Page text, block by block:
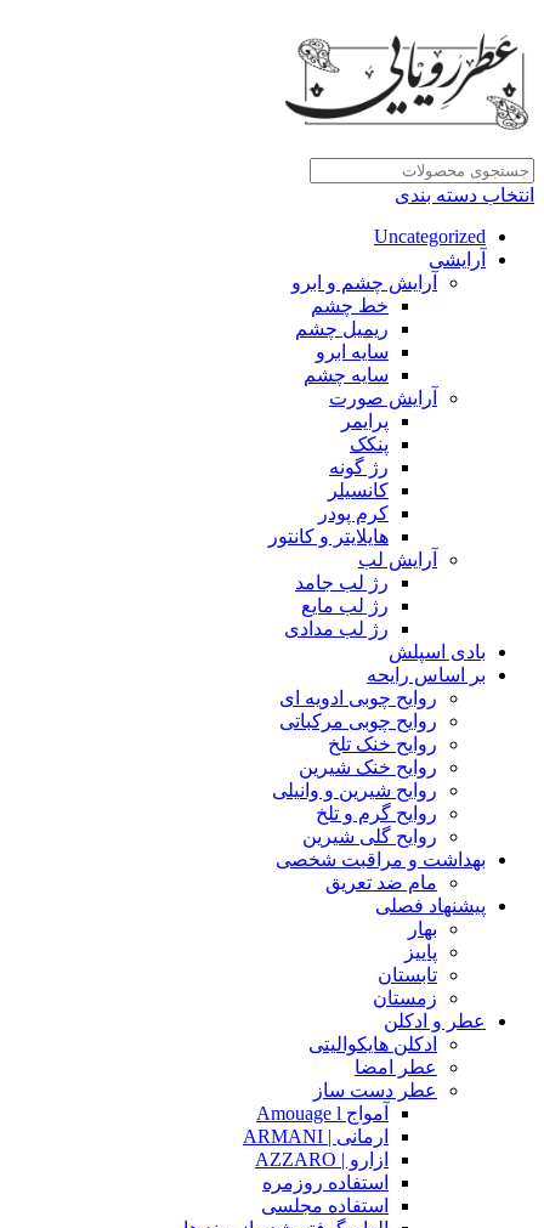
انتخاب دسته بندی
Uncategorized
آرایشی
آرایش چشم و ابرو
خط چشم
ریمیل چشم
سایه ابرو
سایه چشم
آرایش صورت
پرایمر
پنکک
رژ گونه
کانسیلر
کرم پودر
هایلایتر و کانتور
آرایش لب
رژ لب جامد
رژ لب مایع
رژ لب مدادی
بادی اسپلش
بر اساس رایحه
روایح چوبی ادویه ای
روایح چوبی مرکباتی
روایح خنک تلخ
روایح خنک شیرین
روایح شیرین و وانیلی
روایح گرم و تلخ
روایح گلی شیرین
بهداشت و مراقبت شخصی
مام ضد تعریق
پیشنهاد فصلی
بهار
پاییز
تابستان
زمستان
عطر و ادکلن
ادکلن هایکوالیتی
عطر امضا
عطر دست ساز
آمواج Amouage l
ارمانی | ARMANI
ازارو | AZZARO
استفاده روزمره
استفاده مجلسی